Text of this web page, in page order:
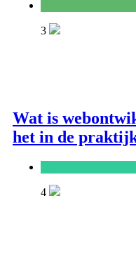
3
Wat is
het in de
4